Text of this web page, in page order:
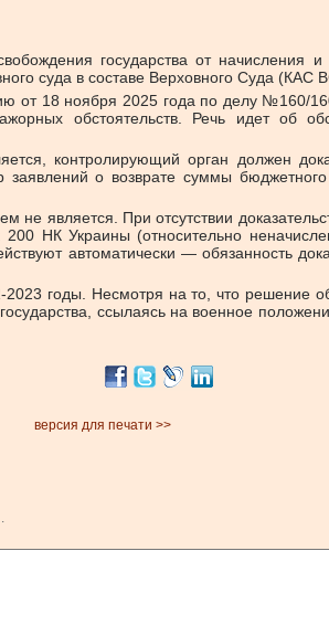
государства от
суда в составе Верховного Суда (КАС
от 18 ноября 2025 года по делу
обстоятельств. Речь идет об
контролирующий орган должен
о возврате суммы
является. При отсутствии
НК Украины (относительно
автоматически — обязанность
годы. Несмотря на то, что решение
ссылаясь на военное
версия для печати >>
.